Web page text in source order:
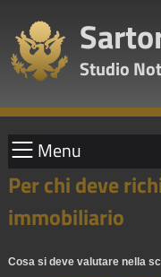
Studio
Menu
Per chi deve
immobiliario
Cosa si deve valutare nella